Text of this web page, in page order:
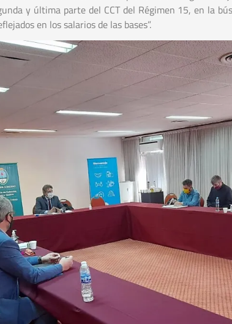
y última parte del CCT del Régimen 15, en la
en los salarios de las bases”.